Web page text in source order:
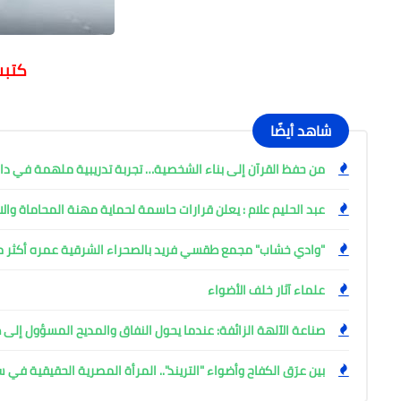
شاهد أيضًا
من حفظ القرآن إلى بناء الشخصية… تجربة تدريبية ملهمة في
عبد الحليم علام : يعلن قرارات حاسمة لحماية مهنة المحاماة
"وادي خشاب" مجمع طقسي فريد بالصحراء الشرقية عمره أكثر من 6
علماء آثار خلف الأضواء
صناعة الآلهة الزائفة: عندما يحول النفاق والمديح المسؤول
بين عرَق الكفاح وأضواء "التريند".. المرأة المصرية الحقيقية